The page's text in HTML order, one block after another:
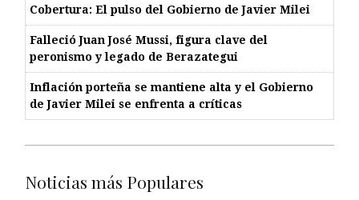
Cobertura: El pulso del Gobierno de Javier Milei
Falleció Juan José Mussi, figura clave del
peronismo y legado de Berazategui
Inflación porteña se mantiene alta y el Gobierno
de Javier Milei se enfrenta a críticas
Noticias más Populares